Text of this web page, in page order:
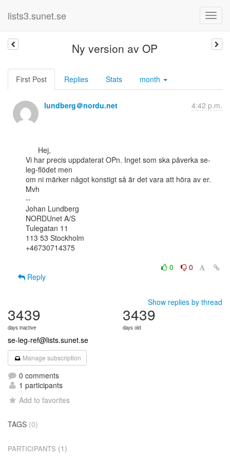
lists3.sunet.se
Ny version av OP
First Post Replies Stats month
lundberg＠nordu.net 4:42 p.m.
Vi har precis uppdaterat OPn. Inget som ska påverka se-
leg-flödet men
om ni märker något konstigt så är det vara att höra av er.
Mvh
--
Johan Lundberg
NORDUnet A/S
Tulegatan 11
113 53 Stockholm
+46730714375
0
0
Reply
Show replies by thread
3439
days inactive
3439
days old
se-leg-ref@lists.sunet.se
Manage subscription
0 comments
1 participants
Add to favorites
TAGS (0)
PARTICIPANTS (1)